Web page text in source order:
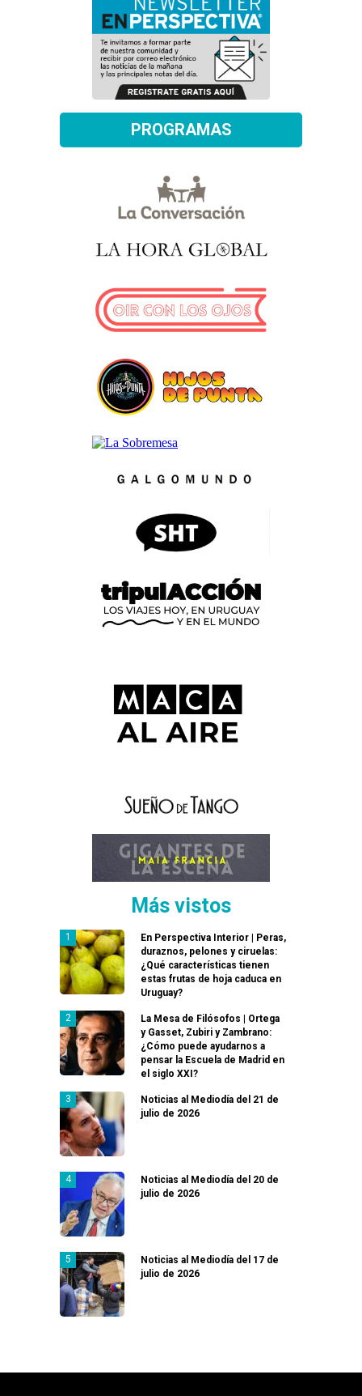
PROGRAMAS
Más vistos
En Perspectiva Interior | Peras,
duraznos, pelones y ciruelas:
¿Qué características tienen
estas frutas de hoja caduca en
Uruguay?
La Mesa de Filósofos | Ortega
y Gasset, Zubiri y Zambrano:
¿Cómo puede ayudarnos a
pensar la Escuela de Madrid en
el siglo XXI?
Noticias al Mediodía del 21 de
julio de 2026
Noticias al Mediodía del 20 de
julio de 2026
Noticias al Mediodía del 17 de
julio de 2026